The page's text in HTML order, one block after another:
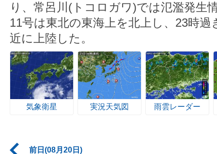
り、常呂川(トコロガワ)では氾濫発生
11号は東北の東海上を北上し、23時
近に上陸した。
気象衛星 実況天気図 雨雲レーダー
前日(08月20日)